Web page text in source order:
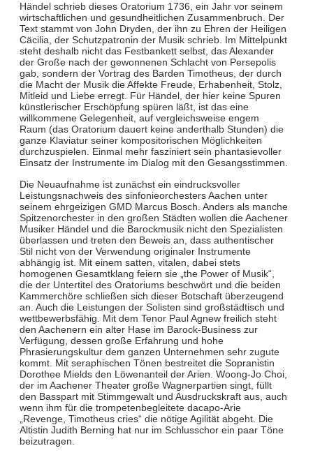
Händel schrieb dieses Oratorium 1736, ein Jahr vor seinem
wirtschaftlichen und gesundheitlichen Zusammenbruch. Der
Text stammt von John Dryden, der ihn zu Ehren der Heiligen
Cäcilia, der Schutzpatronin der Musik schrieb. Im Mittelpunkt
steht deshalb nicht das Festbankett selbst, das Alexander
der Große nach der gewonnenen Schlacht von Persepolis
gab, sondern der Vortrag des Barden Timotheus, der durch
die Macht der Musik die Affekte Freude, Erhabenheit, Stolz,
Mitleid und Liebe erregt. Für Händel, der hier keine Spuren
künstlerischer Erschöpfung spüren läßt, ist das eine
willkommene Gelegenheit, auf vergleichsweise engem
Raum (das Oratorium dauert keine anderthalb Stunden) die
ganze Klaviatur seiner kompositorischen Möglichkeiten
durchzuspielen. Einmal mehr fasziniert sein phantasievoller
Einsatz der Instrumente im Dialog mit den Gesangsstimmen.
Die Neuaufnahme ist zunächst ein eindrucksvoller
Leistungsnachweis des sinfonieorchesters Aachen unter
seinem ehrgeizigen GMD Marcus Bosch. Anders als manche
Spitzenorchester in den großen Städten wollen die Aachener
Musiker Händel und die Barockmusik nicht den Spezialisten
überlassen und treten den Beweis an, dass authentischer
Stil nicht von der Verwendung originaler Instrumente
abhängig ist. Mit einem satten, vitalen, dabei stets
homogenen Gesamtklang feiern sie „the Power of Musik“,
die der Untertitel des Oratoriums beschwört und die beiden
Kammerchöre schließen sich dieser Botschaft überzeugend
an. Auch die Leistungen der Solisten sind großstädtisch und
wettbewerbsfähig. Mit dem Tenor Paul Agnew freilich steht
den Aachenern ein alter Hase im Barock-Business zur
Verfügung, dessen große Erfahrung und hohe
Phrasierungskultur dem ganzen Unternehmen sehr zugute
kommt. Mit seraphischen Tönen bestreitet die Sopranistin
Dorothee Mields den Löwenanteil der Arien. Woong-Jo Choi,
der im Aachener Theater große Wagnerpartien singt, füllt
den Basspart mit Stimmgewalt und Ausdruckskraft aus, auch
wenn ihm für die trompetenbegleitete dacapo-Arie
„Revenge, Timotheus cries“ die nötige Agilität abgeht. Die
Altistin Judith Berning hat nur im Schlusschor ein paar Töne
beizutragen.